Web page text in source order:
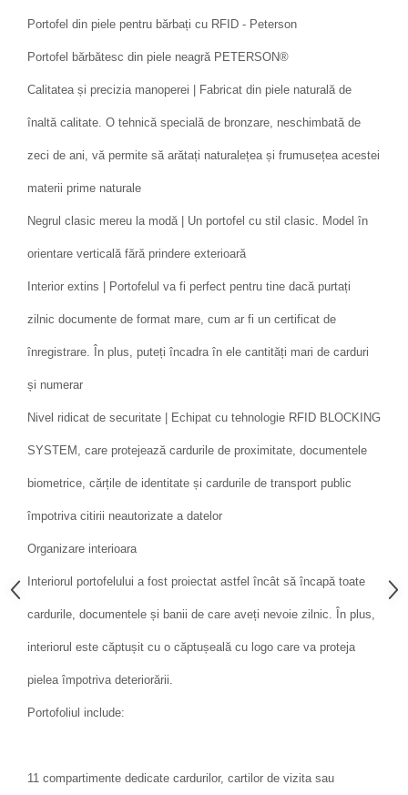
Portofel din piele pentru bărbați cu RFID - Peterson
Portofel bărbătesc din piele neagră PETERSON®
Calitatea și precizia manoperei | Fabricat din piele naturală de
înaltă calitate. O tehnică specială de bronzare, neschimbată de
zeci de ani, vă permite să arătați naturalețea și frumusețea acestei
materii prime naturale
Negrul clasic mereu la modă | Un portofel cu stil clasic. Model în
orientare verticală fără prindere exterioară
Interior extins | Portofelul va fi perfect pentru tine dacă purtați
zilnic documente de format mare, cum ar fi un certificat de
înregistrare. În plus, puteți încadra în ele cantități mari de carduri
și numerar
Nivel ridicat de securitate | Echipat cu tehnologie RFID BLOCKING
SYSTEM, care protejează cardurile de proximitate, documentele
biometrice, cărțile de identitate și cardurile de transport public
împotriva citirii neautorizate a datelor
Organizare interioara
Interiorul portofelului a fost proiectat astfel încât să încapă toate
cardurile, documentele și banii de care aveți nevoie zilnic. În plus,
interiorul este căptușit cu o căptușeală cu logo care va proteja
pielea împotriva deteriorării.
Portofoliul include:
11 compartimente dedicate cardurilor, cartilor de vizita sau